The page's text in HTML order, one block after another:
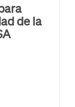
de la